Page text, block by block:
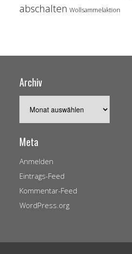
abschalten Wollsammelaktion
Archiv
Meta
Anmelden
Eintrags-Feed
Kommentar-Feed
WordPress.org